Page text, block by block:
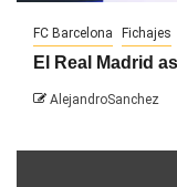
FC Barcelona Fichajes
El Real Madrid
AlejandroSanchez